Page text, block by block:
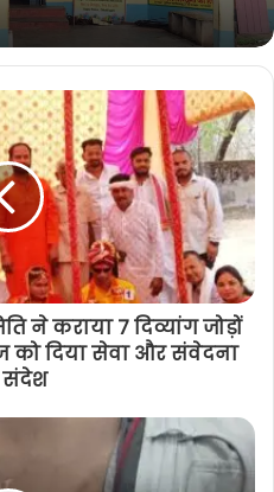
ने कराया 7 दिव्यांग जोड़ों
को दिया सेवा और संवेदना